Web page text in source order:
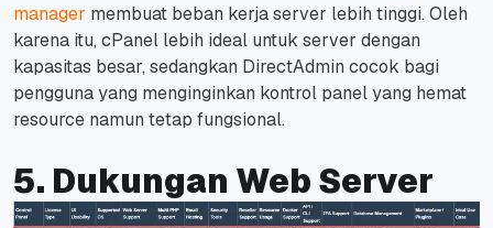
manager membuat beban kerja server lebih tinggi. Oleh
karena itu, cPanel lebih ideal untuk server dengan
kapasitas besar, sedangkan DirectAdmin cocok bagi
pengguna yang menginginkan kontrol panel yang hemat
resource namun tetap fungsional.
5. Dukungan Web Server